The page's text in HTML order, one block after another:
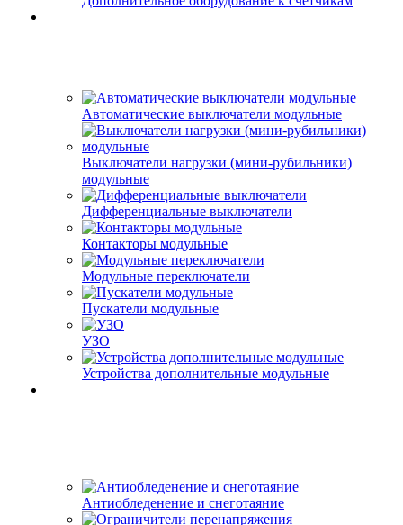
Автоматические выключатели модульные
Выключатели нагрузки (мини-рубильники)
модульные
Дифференциальные выключатели
Контакторы модульные
Модульные переключатели
Пускатели модульные
УЗО
Устройства дополнительные модульные
Антиобледенение и снеготаяние